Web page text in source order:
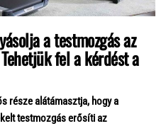
a testmozgás az
fel a kérdést a
része alátámasztja, hogy a
testmozgás erősíti az